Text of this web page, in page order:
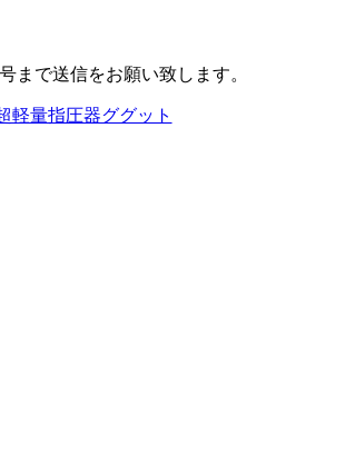
まで送信をお願い致します。